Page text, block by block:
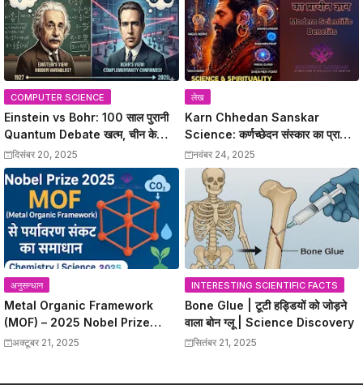
COMPUTER SCIENCE
Einstein vs Bohr: 100 साल पुरानी
Quantum Debate खत्म, चीन के
वैज्ञानिकों ने Bohr को सही साबित किया
दिसंबर 20, 2025
लेख
Karn Chhedan Sanskar
Science: कर्णच्छेदन संस्कार का प्राचीन
ज्ञान और Modern Scientific
Benefits
नवंबर 24, 2025
अनुसन्धान
Metal Organic Framework
(MOF) – 2025 Nobel Prize
विजेताओं की क्रांतिकारी खोज
अक्टूबर 21, 2025
INTERESTING SCIENTIFIC FACTS
Bone Glue | टूटी हड्डियों को जोड़ने
वाला बोन ग्लू | Science Discovery
सितंबर 21, 2025